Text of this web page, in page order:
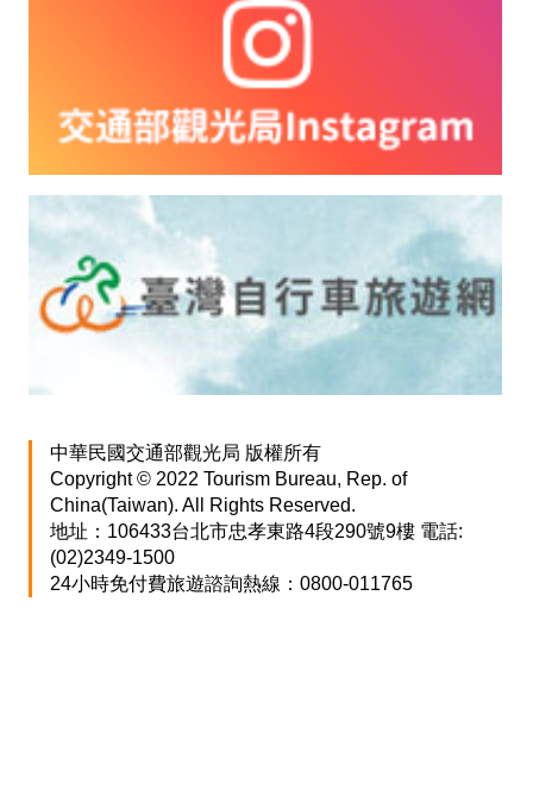
中華民國交通部觀光局 版權所有
Copyright © 2022 Tourism Bureau, Rep. of
China(Taiwan). All Rights Reserved.
地址：106433台北市忠孝東路4段290號9樓 電話:
(02)2349-1500
24小時免付費旅遊諮詢熱線：0800-011765